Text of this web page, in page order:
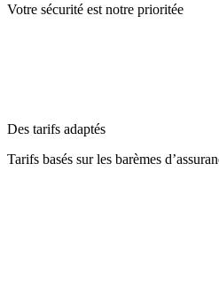
Votre sécurité est notre prioritée
Des tarifs adaptés
Tarifs basés sur les barèmes